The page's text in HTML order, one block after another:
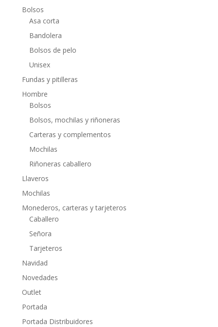
Bolsos
Asa corta
Bandolera
Bolsos de pelo
Unisex
Fundas y pitilleras
Hombre
Bolsos
Bolsos, mochilas y riñoneras
Carteras y complementos
Mochilas
Riñoneras caballero
Llaveros
Mochilas
Monederos, carteras y tarjeteros
Caballero
Señora
Tarjeteros
Navidad
Novedades
Outlet
Portada
Portada Distribuidores